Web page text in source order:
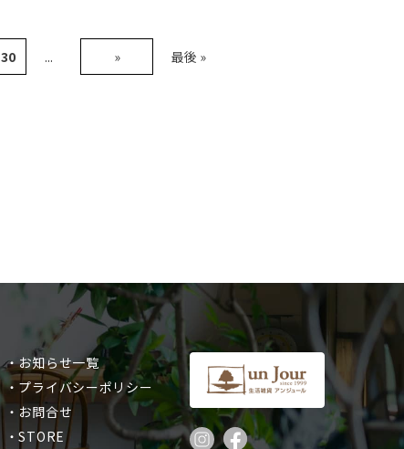
30 ... » 最後 »
・お知らせ一覧
・プライバシーポリシー
・お問合せ
・STORE